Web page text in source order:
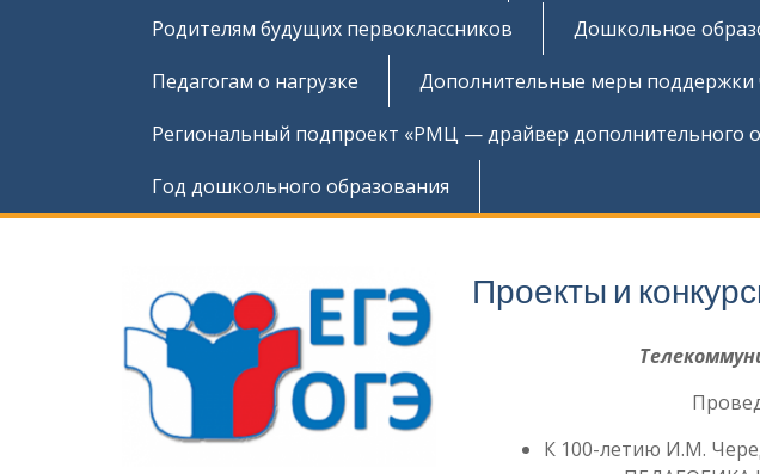
Родителям будущих первоклассников
Дошкольное
Педагогам о нагрузке
Дополнительные меры поддержки
Региональный подпроект «РМЦ — драйвер дополнительного
Год дошкольного образования
Проекты и
К 100-летию И.М.